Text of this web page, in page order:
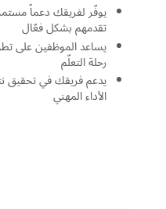
يوفّر لفريقك دعماً
تقدمهم بشكل فعّال
يساعد الموظفين على
رحلة التعلّم
يدعم فريقك في تحقيق
الأداء المهني